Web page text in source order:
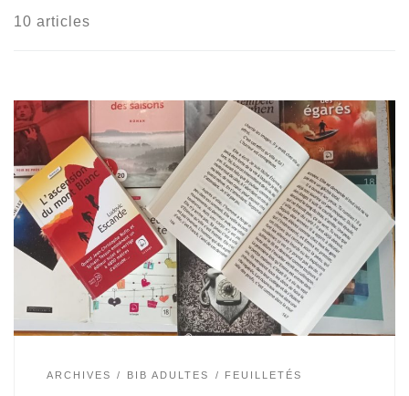
10 articles
Suivant un fil inédit, un bibliothécaire propose un éventail
de livres (romans, documentaires, BD, livres d’artiste),
fraîchement imprimés ou épuisés, reconnus ou oubliés…
Une sélection par Aurélien, responsable de la […]
ARCHIVES BIB ADULTES FEUILLETÉS